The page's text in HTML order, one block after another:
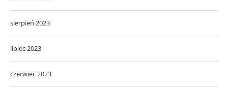
sierpień 2023
lipiec 2023
czerwiec 2023